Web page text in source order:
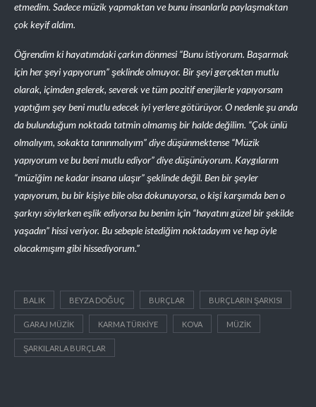
etmedim. Sadece müzik yapmaktan ve bunu insanlarla paylaşmaktan
çok keyif aldım.
Öğrendim ki hayatımdaki çarkın dönmesi “Bunu istiyorum. Başarmak
için her şeyi yapıyorum” şeklinde olmuyor. Bir şeyi gerçekten mutlu
olarak, içimden gelerek, severek ve tüm pozitif enerjilerle yapıyorsam
yaptığım şey beni mutlu edecek iyi yerlere götürüyor. O nedenle şu anda
da bulunduğum noktada tatmin olmamış bir halde değilim. “Çok ünlü
olmalıyım, sokakta tanınmalıyım” diye düşünmektense “Müzik
yapıyorum ve bu beni mutlu ediyor” diye düşünüyorum. Kaygılarım
“müziğim ne kadar insana ulaşır” şeklinde değil. Ben bir şeyler
yapıyorum, bu bir kişiye bile olsa dokunuyorsa, o kişi karşımda ben o
şarkıyı söylerken eşlik ediyorsa bu benim için “hayatını güzel bir şekilde
yaşadın” hissi veriyor. Bu sebeple istediğim noktadayım ve hep öyle
olacakmışım gibi hissediyorum.”
BALIK BEYZA DOĞUÇ BURÇLAR BURÇLARIN ŞARKISI
GARAJ MÜZIK KARMA TÜRKIYE KOVA MÜZIK
ŞARKILARLA BURÇLAR